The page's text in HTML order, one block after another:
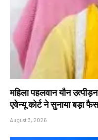
महिला पहलवान यौन
एवेन्यू कोर्ट ने सुनाया बड़ा
August 3, 2026